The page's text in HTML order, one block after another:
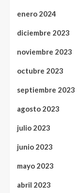
enero 2024
diciembre 2023
noviembre 2023
octubre 2023
septiembre 2023
agosto 2023
julio 2023
junio 2023
mayo 2023
abril 2023